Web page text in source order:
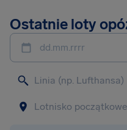
Ostatnie loty
dd.mm.rrrr